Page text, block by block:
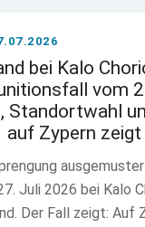
bei Kalo
vom
Standortwahl
auf Zypern zeigt
Juli 2026 bei Kalo
Der Fall zeigt: Auf